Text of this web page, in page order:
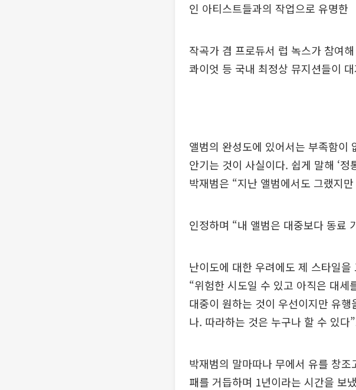
인 아티스트들과의 작업으로 유명한
작곡가 겸 프로듀서 럽 녹스가 참여
콰이엇 등 국내 최정상 뮤지션들이
앨범의 완성도에 있어서는 부족함이
안기는 것이 사실이다. 쉽게 말해 ‘
박재범은 “지난 앨범에서도 그랬지
인정하며 “내 앨범은 대중보다 동료
난이도에 대한 우려에도 제 스타일
“위험한 시도일 수 있고 아직은 대
대중이 원하는 것이 우선이지만 유
나. 따라하는 것은 누구나 할 수 있다
박재범의 말마따나 무에서 유를 창
패를 거듭하며 1년이라는 시간을 보